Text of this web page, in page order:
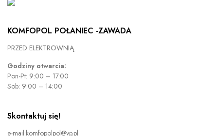
KOMFOPOL POŁANIEC -ZAWADA
PRZED ELEKTROWNIĄ
Godziny otwarcia:
Pon-Pt: 9:00 – 17:00
Sob: 9:00 – 14:00
Skontaktuj się!
e-mail:komfopolpol@vp.pl